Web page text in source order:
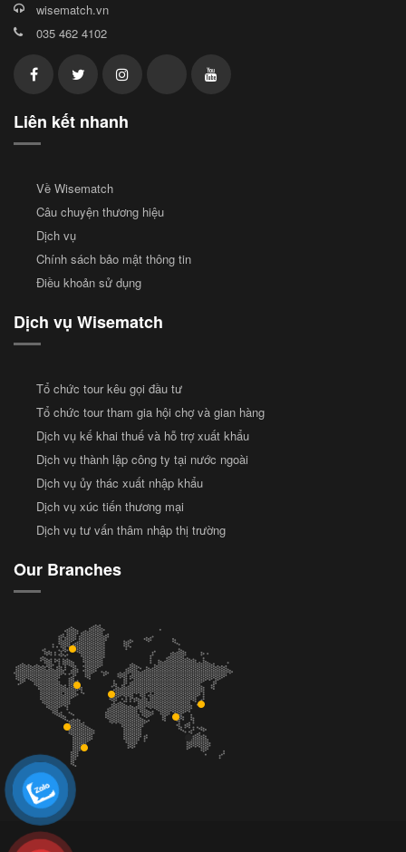
wisematch.vn
035 462 4102
Liên kết nhanh
Về Wisematch
Câu chuyện thương hiệu
Dịch vụ
Chính sách bảo mật thông tin
Điều khoản sử dụng
Dịch vụ Wisematch
Tổ chức tour kêu gọi đầu tư
Tổ chức tour tham gia hội chợ và gian hàng
Dịch vụ kế khai thuế và hỗ trợ xuất khẩu
Dịch vụ thành lập công ty tại nước ngoài
Dịch vụ ủy thác xuất nhập khẩu
Dịch vụ xúc tiến thương mại
Dịch vụ tư vấn thâm nhập thị trường
Our Branches